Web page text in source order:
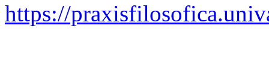
https://